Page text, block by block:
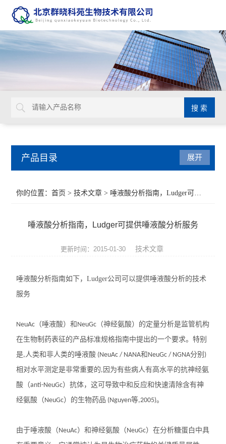
产品目录
Bovogen胎牛血清等动物源产品
nanomyp纳米类材料
Ludger糖基化分析和检测产品
Matriks抗体药ELISA试剂盒
展开
你的位置：首页 >技术文章 > 唾液酸分析指南，Ludger可提供唾液酸分析服务
唾液酸分析指南，Ludger可提供唾液酸分析服务
更新时间：2015-01-30 技术文章
唾液酸分析指南如下，Ludger公司可以提供唾液酸分析的技术
服务
NeuAc （唾液酸）和 NeuGc （神经氨酸）的定量分析是监管机构
在生物制药表征的产品标准规格指南中提出的一个要求。特别
是,人类和非人类的唾液酸 (NeuAc / NANA和 NeuGc / NGNA分别)
相对水平测定是非常重要的, 因为有些病人有高水平的抗神经氨
酸（anti-NeuGc）抗体，这可导致中和反应和快速清除含有神
经氨酸（NeuGc）的生物药品 (Nguyen等,2005)。
由于唾液酸（NeuAc）和神经氨酸（NeuGc）在分析糖蛋白中具